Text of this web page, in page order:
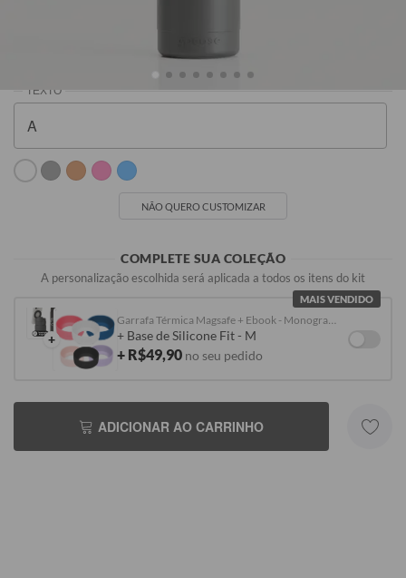
R$229,90
NÃO QUERO CUSTOMIZAR
COMPLETE SUA COLEÇÃO
A personalização escolhida será aplicada a todos os itens do kit
MAIS VENDIDO
+ + Base de Silicone Fit - M
+ R$49,90 no seu pedido
ADICIONAR AO CARRINHO